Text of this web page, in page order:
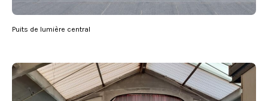
Puits de lumière central